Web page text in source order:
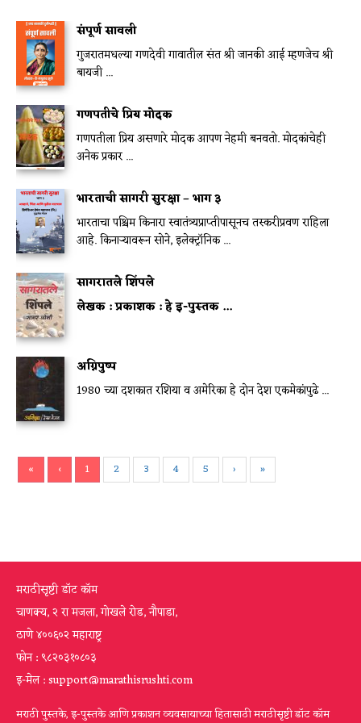
संपूर्ण सावली
गुजरातमधल्या गणदेवी गावातील संत श्री जानकी आई म्हणजेच श्री
बायजी ...
गणपतीचे प्रिय मोदक
गणपतीला प्रिय असणारे मोदक आपण नेहमी बनवतो. मोदकांचेही
अनेक प्रकार ...
भारताची सागरी सुरक्षा – भाग ३
भारताचा पश्चिम किनारा स्वातंत्र्यप्राप्तीपासूनच तस्करीप्रवण राहिला
आहे. किनाऱ्यावरून सोने, इलेक्ट्रॉनिक ...
सागरातले शिंपले
लेखक :प्रकाशक :हे इ-पुस्तक ...
अग्निपुष्प
1980 च्या दशकात रशिया व अमेरिका हे दोन देश एकमेकांपुढे ...
« ‹ 1 2 3 4 5 › »
मराठीसृष्टी डॉट कॉम
चाणक्य, २ रा मजला, गोखले रोड, नौपाडा,
ठाणे ४००६०२ महाराष्ट्र
फोन : ९८२०३१०८०३
इ-मेल : support@marathisrushti.com
मराठी पुस्तके, इ-पुस्तके आणि प्रकाशन व्यवसायाच्या हितासाठी मराठीसृष्टी डॉट कॉम